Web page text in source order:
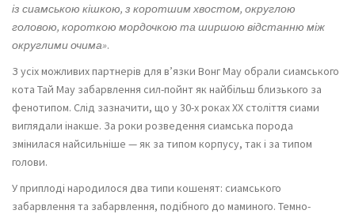
із сиамською кішкою, з коротшим хвостом, округлою
головою, короткою мордочкою та ширшою відстанню між
округлими очима».
З усіх можливих партнерів для в’язки Вонг Мау обрали сиамського
кота Тай Мау забарвлення сил-пойнт як найбільш близького за
фенотипом. Слід зазначити, що у 30-х роках XX століття сиами
виглядали інакше. За роки розведення сиамська порода
змінилася найсильніше — як за типом корпусу, так і за типом
голови.
У приплоді народилося два типи кошенят: сиамського
забарвлення та забарвлення, подібного до маминого. Темно-